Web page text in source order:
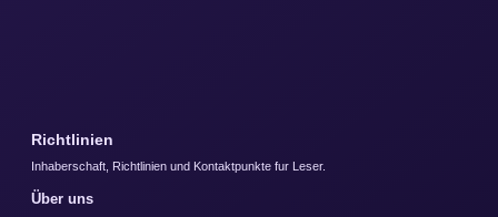
Richtlinien
Inhaberschaft, Richtlinien und Kontaktpunkte fur Leser.
Über uns